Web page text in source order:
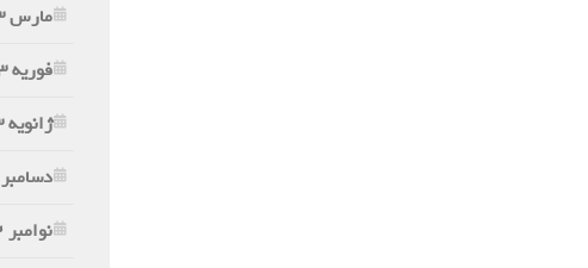
مارس 2023
فوریه 2023
ژانویه 2023
دسامبر 2022
نوامبر 2022